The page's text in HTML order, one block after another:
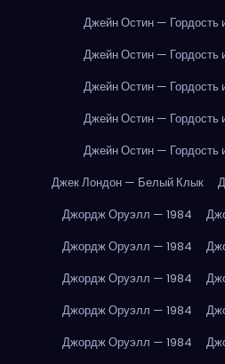
Джейн Остин — Гордость
Джейн Остин — Гордость
Джейн Остин — Гордость
Джейн Остин — Гордость
Джейн Остин — Гордость
Джек Лондон — Белый Клык
Джордж Оруэлл — 1984
Джордж Оруэлл — 1984
Джордж Оруэлл — 1984
Джордж Оруэлл — 1984
Джордж Оруэлл — 1984